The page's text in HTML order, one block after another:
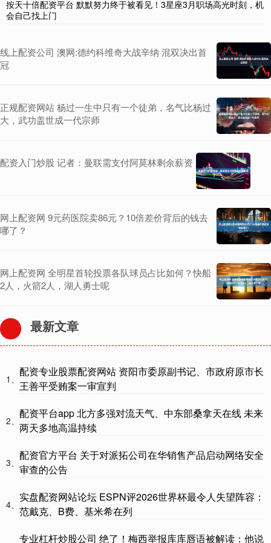
按天十倍配资平台 默默努力终于被看见！3星座3月职场高光时刻，机
会自己找上门
线上配资公司 澳网:德约科维奇大战辛纳 混双决出首
冠
正规配资网站 杨过一生中只有一个徒弟，名气比杨过
大，武功盖世成一代宗师
配资入门炒股 记者：曼联需支付阿莫林剩余薪资
网上配资网 9元药医院卖86元？10倍差价背后的钱去
哪了？
网上配资网 全明星首轮投票各队球员占比如何？快船
2人，火箭2人，湖人勇士呢
最新文章
1、
配资专业股票配资网站 资阳市委原副书记、市政府原市长
王善平受贿案一审宣判
2、
配资平台app 北方多强对流天气、中东部桑拿天在线 未来
两天多地高温持续
3、
配资官方平台 关于对派拓公司在华销售产品启动网络安全
审查的公告
4、
实盘配资网站论坛 ESPN评2026世界杯最令人失望阵容：
范戴克、B费、基米希在列
专业杠杆炒股公司 绝了！梅西举报库库唇语被解读：他说